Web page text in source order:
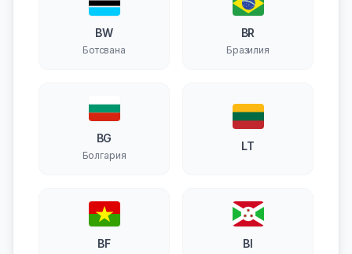
BW
Ботсвана
BR
Бразилия
BG
Болгария
LT
BF BI